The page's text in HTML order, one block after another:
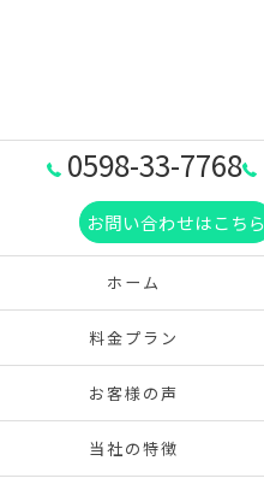
0598-33-7768
お問い合わせはこちら
ホーム
料金プラン
お客様の声
当社の特徴